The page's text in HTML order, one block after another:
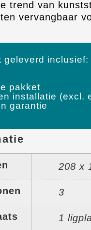
trend van
vervangbaar
geleverd inclusief:
pakket
installatie (excl.
garantie
208 x
3
1